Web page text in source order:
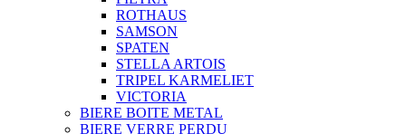
ROTHAUS
SAMSON
SPATEN
STELLA ARTOIS
TRIPEL KARMELIET
VICTORIA
BIERE BOITE METAL
BIERE VERRE PERDU